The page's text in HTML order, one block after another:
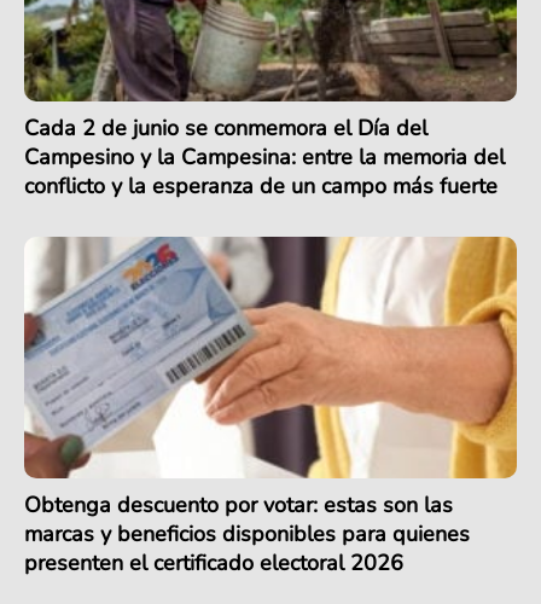
Cada 2 de junio se conmemora el Día del
Campesino y la Campesina: entre la memoria del
conflicto y la esperanza de un campo más fuerte
Obtenga descuento por votar: estas son las
marcas y beneficios disponibles para quienes
presenten el certificado electoral 2026